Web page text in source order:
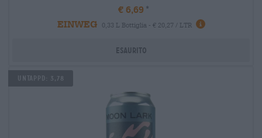
€ 6,69
EINWEG
0,33 L Bottiglia - € 20,27 / LTR
Esaurito
Untappd: 3,78